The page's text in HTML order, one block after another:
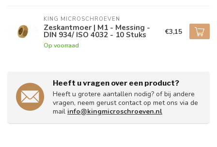
KING MICROSCHROEVEN
Zeskantmoer | M1 - Messing -
DIN 934/ ISO 4032 - 10 Stuks
Op voorraad
€3,15
Heeft u vragen over een product?
Heeft u grotere aantallen nodig? of bij andere
vragen, neem gerust contact op met ons via de
mail info@kingmicroschroeven.nl